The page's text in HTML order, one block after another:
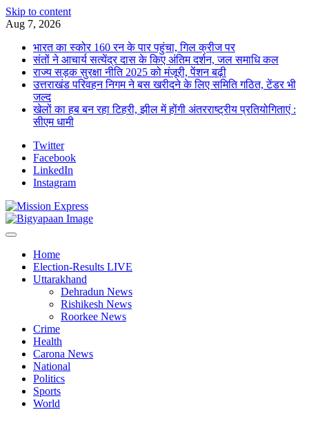
Skip to content
Aug 7, 2026
भारत का स्कोर 160 रन के पार पहुंचा, गिल क्रीज पर
संतों ने आचार्य सत्येंद्र दास के किए अंतिम दर्शन, जल समाधि कल
राज्य सड़क सुरक्षा नीति 2025 को मंजूरी, पेंशन बढ़ी
उत्तराखंड परिवहन निगम ने बस खरीदने के लिए समिति गठित, टेंडर भी
जल्द
खेलों का हब बन रहा टिहरी, झील में होंगी अंतरराष्ट्रीय प्रतियोगिताएं :
सीएम धामी
Twitter
Facebook
LinkedIn
Instagram
Home
Election-Results LIVE
Uttarakhand
Dehradun News
Rishikesh News
Roorkee News
Crime
Health
Carona News
National
Politics
Sports
World